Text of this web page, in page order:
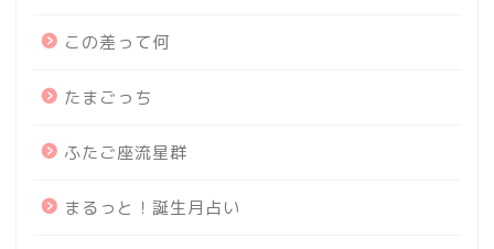
この差って何
たまごっち
ふたご座流星群
まるっと！誕生月占い